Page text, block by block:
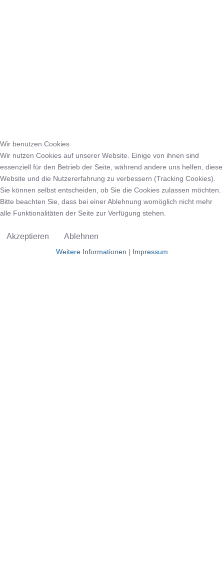
Wir benutzen Cookies
Wir nutzen Cookies auf unserer Website. Einige von ihnen sind
essenziell für den Betrieb der Seite, während andere uns helfen, diese
Website und die Nutzererfahrung zu verbessern (Tracking Cookies).
Sie können selbst entscheiden, ob Sie die Cookies zulassen möchten.
Bitte beachten Sie, dass bei einer Ablehnung womöglich nicht mehr
alle Funktionalitäten der Seite zur Verfügung stehen.
Akzeptieren Ablehnen
Weitere Informationen | Impressum